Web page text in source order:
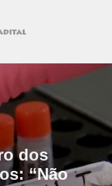
dos
“Não